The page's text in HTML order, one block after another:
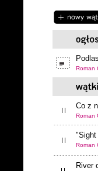
Napisz wątek
Roman
Co z
Roman
"Sight
Roman
River